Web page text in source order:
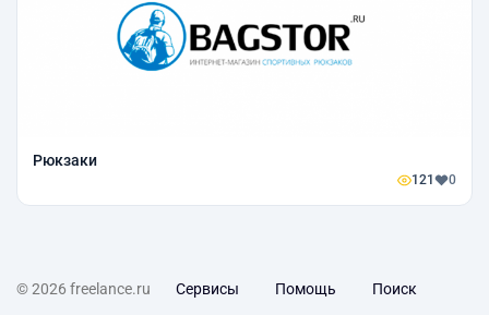
Рюкзаки
121 0
© 2026 freelance.ru Сервисы Помощь Поиск